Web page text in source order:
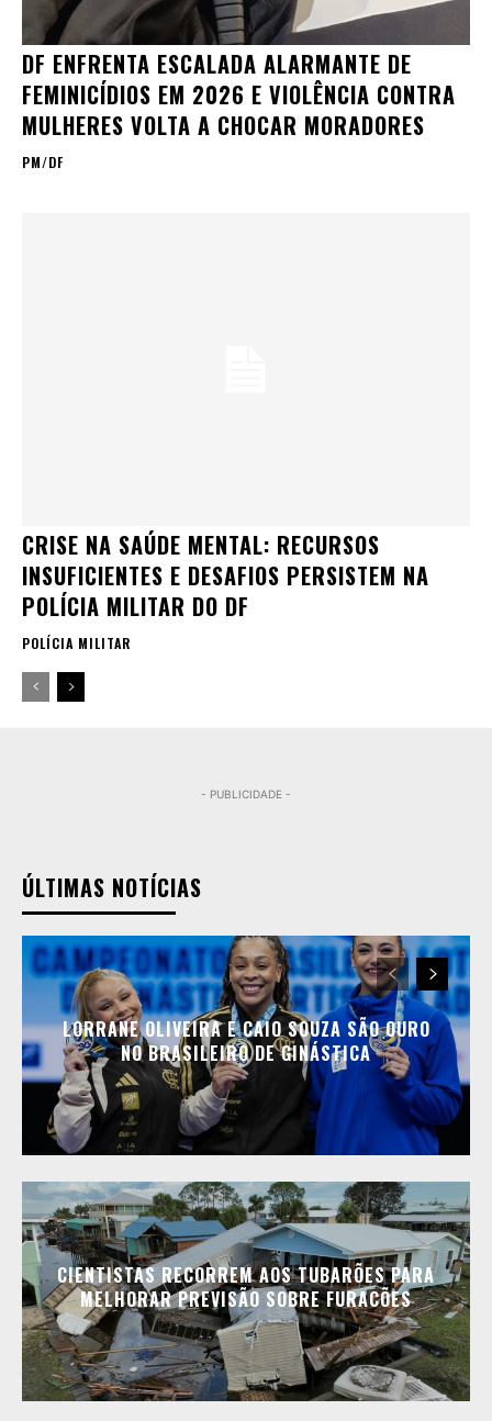
DF ENFRENTA ESCALADA ALARMANTE DE
FEMINICÍDIOS EM 2026 E VIOLÊNCIA CONTRA
MULHERES VOLTA A CHOCAR MORADORES
PM/DF
CRISE NA SAÚDE MENTAL: RECURSOS
INSUFICIENTES E DESAFIOS PERSISTEM NA
POLÍCIA MILITAR DO DF
POLÍCIA MILITAR
- PUBLICIDADE -
ÚLTIMAS NOTÍCIAS
LORRANE OLIVEIRA E CAIO SOUZA SÃO OURO
NO BRASILEIRO DE GINÁSTICA
CIENTISTAS RECORREM AOS TUBARÕES PARA
MELHORAR PREVISÃO SOBRE FURACÕES